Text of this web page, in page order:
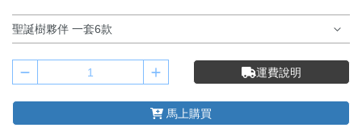
運費說明
馬上購買